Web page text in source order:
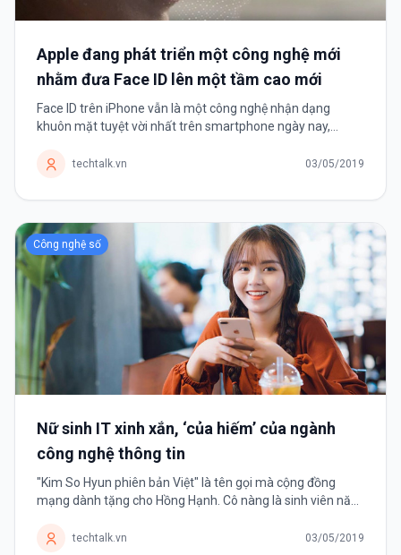
Apple đang phát triển một công nghệ mới
nhằm đưa Face ID lên một tầm cao mới
Face ID trên iPhone vẫn là một công nghệ nhận dạng
khuôn mặt tuyệt vời nhất trên smartphone ngày nay,
hoạt động trong công việc...
techtalk.vn 03/05/2019
Công nghệ số
Nữ sinh IT xinh xắn, ‘của hiếm’ của ngành
công nghệ thông tin
"Kim So Hyun phiên bản Việt" là tên gọi mà cộng đồng
mạng dành tặng cho Hồng Hạnh. Cô nàng là sinh viên năm
năm 1997) hiện là...
techtalk.vn 03/05/2019